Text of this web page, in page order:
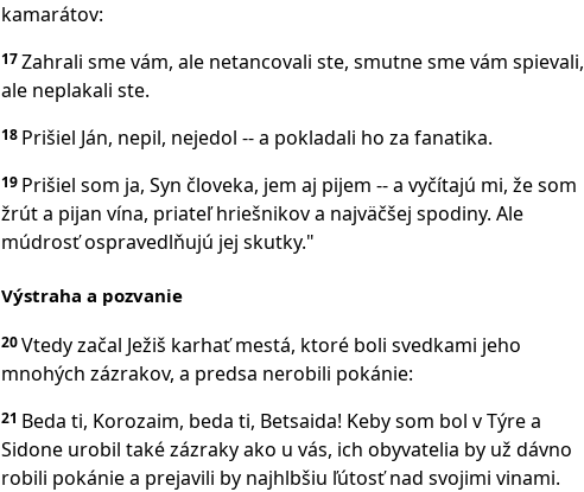
kamarátov:
17Zahrali sme vám, ale netancovali ste, smutne sme vám spievali,
ale neplakali ste.
18 Prišiel Ján, nepil, nejedol -- a pokladali ho za fanatika.
19 Prišiel som ja, Syn človeka, jem aj pijem -- a vyčítajú mi, že som
žrút a pijan vína, priateľ hriešnikov a najväčšej spodiny. Ale
múdrosť ospravedlňujú jej skutky."
Výstraha a pozvanie
20Vtedy začal Ježiš karhať mestá, ktoré boli svedkami jeho
mnohých zázrakov, a predsa nerobili pokánie:
21 Beda ti, Korozaim, beda ti, Betsaida! Keby som bol v Týre a
Sidone urobil také zázraky ako u vás, ich obyvatelia by už dávno
robili pokánie a prejavili by najhlbšiu ľútosť nad svojimi vinami.